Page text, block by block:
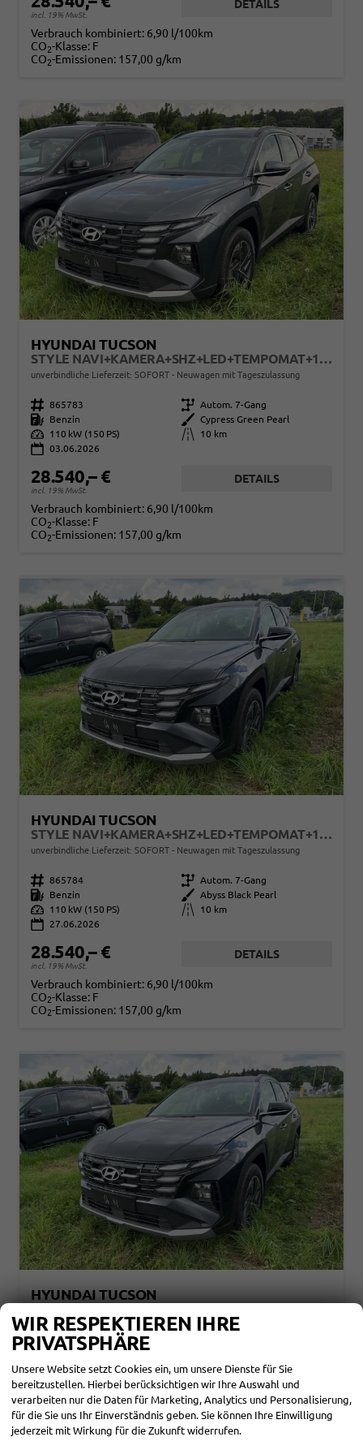
incl. 19% MwSt.
DETAILS
Verbrauch kombiniert: 6,90 l/100km
CO2-Klasse: F
CO2-Emissionen: 157,00 g/km
HYUNDAI TUCSON
STYLE NAVI+KAMERA+SHZ+LED+TEMPOMAT+17" ALU+PDC
unverbindliche Lieferzeit: SOFORT Neuwagen mit Tageszulassung
Fahrzeugnr. 865783 Getriebe Autom. 7-Gang
Kraftstoff
Benzin Außenfarbe
Cypress Green Pearl
Leistung
110 kW (150 PS) Kilometerstand
10 km
03.06.2026
28.540,– €
incl. 19% MwSt.
DETAILS
Verbrauch kombiniert: 6,90 l/100km
CO2-Klasse: F
CO2-Emissionen: 157,00 g/km
HYUNDAI TUCSON
STYLE NAVI+KAMERA+SHZ+LED+TEMPOMAT+17" ALU+PDC
unverbindliche Lieferzeit: SOFORT Neuwagen mit Tageszulassung
Fahrzeugnr. 865784 Getriebe Autom. 7-Gang
Kraftstoff
Benzin Außenfarbe
Abyss Black Pearl
Leistung
110 kW (150 PS) Kilometerstand
10 km
27.06.2026
28.540,– €
incl. 19% MwSt.
DETAILS
Verbrauch kombiniert: 6,90 l/100km
CO2-Klasse: F
CO2-Emissionen: 157,00 g/km
HYUNDAI TUCSON
unverbindliche Lieferzeit: SOFORT Neuwagen mit Tageszulassung
Kraftstoff Benzin Außenfarbe Abyss Black Pearl
Leistung 110 kW (150 PS) Kilometerstand 10 km
03.06.2026
28.540,– € DETAILS
WIR RESPEKTIEREN IHRE
PRIVATSPHÄRE
Unsere Website setzt Cookies ein, um unsere Dienste für Sie
bereitzustellen. Hierbei berücksichtigen wir Ihre Auswahl und
verarbeiten nur die Daten für Marketing, Analytics und Personalisierung,
für die Sie uns Ihr Einverständnis geben. Sie können Ihre Einwilligung
jederzeit mit Wirkung für die Zukunft widerrufen.